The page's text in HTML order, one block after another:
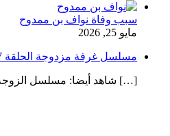
سبب وفاة نواف بن ممدوح
مايو 25, 2026
مسلسل غرفة مزدوجة الحلقة 7 - آخر صيحة
[…] شاهد أيضا: مسلسل الزوجة